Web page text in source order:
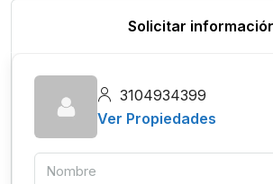
Solicitar
3104934399
Ver Propiedades